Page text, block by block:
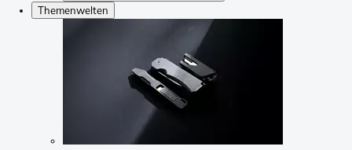
Themenwelten